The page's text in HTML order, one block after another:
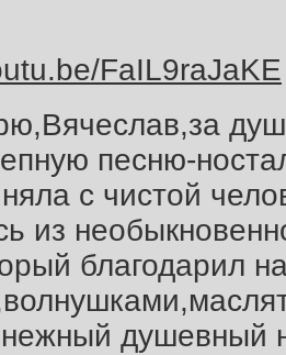
FaIL9raJaKE
песню-
с чистой
из
благодарил
душевный